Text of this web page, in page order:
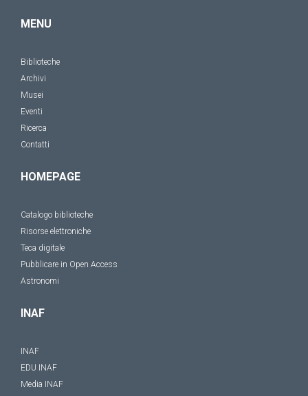
MENU
Biblioteche
Archivi
Musei
Eventi
Ricerca
Contatti
HOMEPAGE
Catalogo biblioteche
Risorse elettroniche
Teca digitale
Pubblicare in Open Access
Astronomi
INAF
INAF
EDU INAF
Media INAF